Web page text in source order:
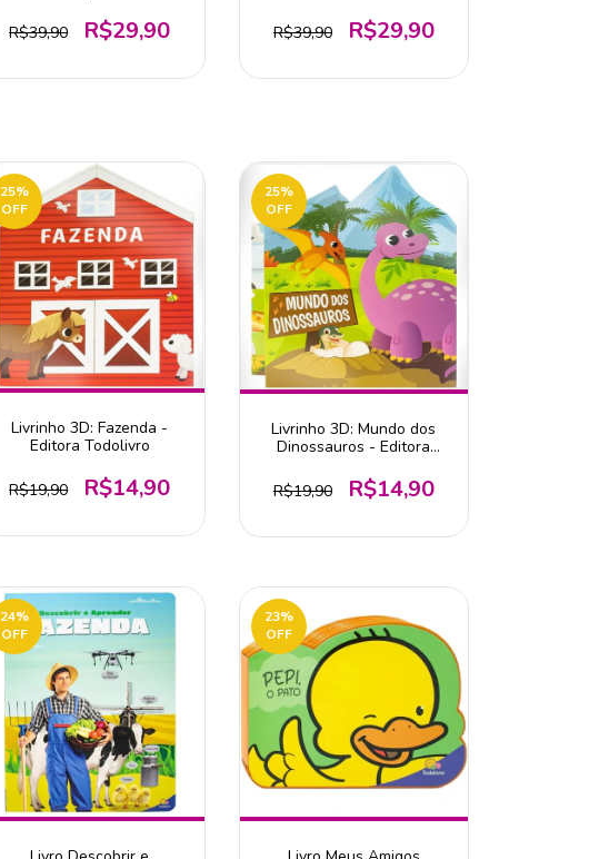
R$39,90
R$29,90
R$39,90
R$29,90
25%
OFF
Livrinho 3D: Fazenda -
Editora Todolivro
R$19,90 R$14,90
25%
OFF
Livrinho 3D: Mundo dos
Dinossauros - Editora
R$19,90
R$14,90
24%
OFF
23%
OFF